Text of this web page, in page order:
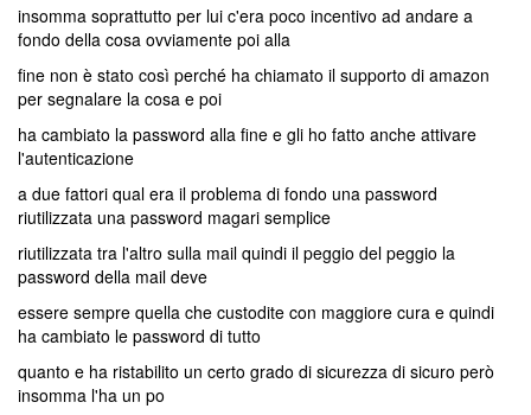
insomma soprattutto per lui c'era poco incentivo ad andare a
fondo della cosa ovviamente poi alla
fine non è stato così perché ha chiamato il supporto di amazon
per segnalare la cosa e poi
ha cambiato la password alla fine e gli ho fatto anche attivare
l'autenticazione
a due fattori qual era il problema di fondo una password
riutilizzata una password magari semplice
riutilizzata tra l'altro sulla mail quindi il peggio del peggio la
password della mail deve
essere sempre quella che custodite con maggiore cura e quindi
ha cambiato le password di tutto
quanto e ha ristabilito un certo grado di sicurezza di sicuro però
insomma l'ha un po